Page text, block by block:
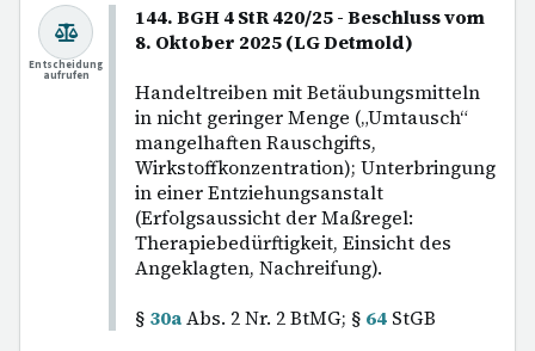
144. BGH 4 StR 420/25 - Beschluss vom
8. Oktober 2025 (LG Detmold)
Handeltreiben mit Betäubungsmitteln
in nicht geringer Menge („Umtausch“
mangelhaften Rauschgifts,
Wirkstoffkonzentration); Unterbringung
in einer Entziehungsanstalt
(Erfolgsaussicht der Maßregel:
Therapiebedürftigkeit, Einsicht des
Angeklagten, Nachreifung).
§ 30aAbs. 2 Nr. 2 BtMG; § 64 StGB
Entscheidung
aufrufen